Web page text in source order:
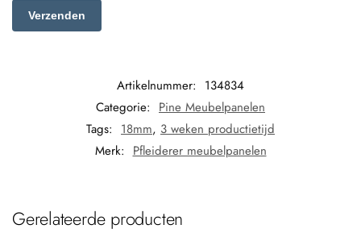
Artikelnummer: 134834
Categorie: Pine Meubelpanelen
Tags: 18mm, 3 weken productietijd
Merk: Pfleiderer meubelpanelen
Gerelateerde producten